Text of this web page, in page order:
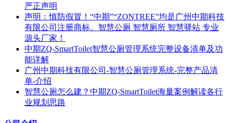
严正声明
声明：慎防假冒！“中期”“ZONTREE”均是广州中期科技
有限公司注册商标。智慧公厕 智慧厕所 智慧驿站 专业
源头厂家！
中期ZQ-SmartToilet智慧公厕管理系统完整设备清单及功
能详解
广州中期科技有限公司-智慧公厕管理系统-完整产品清
单-介绍
智慧公厕怎么建？中期ZQ-SmartToilet海量案例解读各行
业规划思路